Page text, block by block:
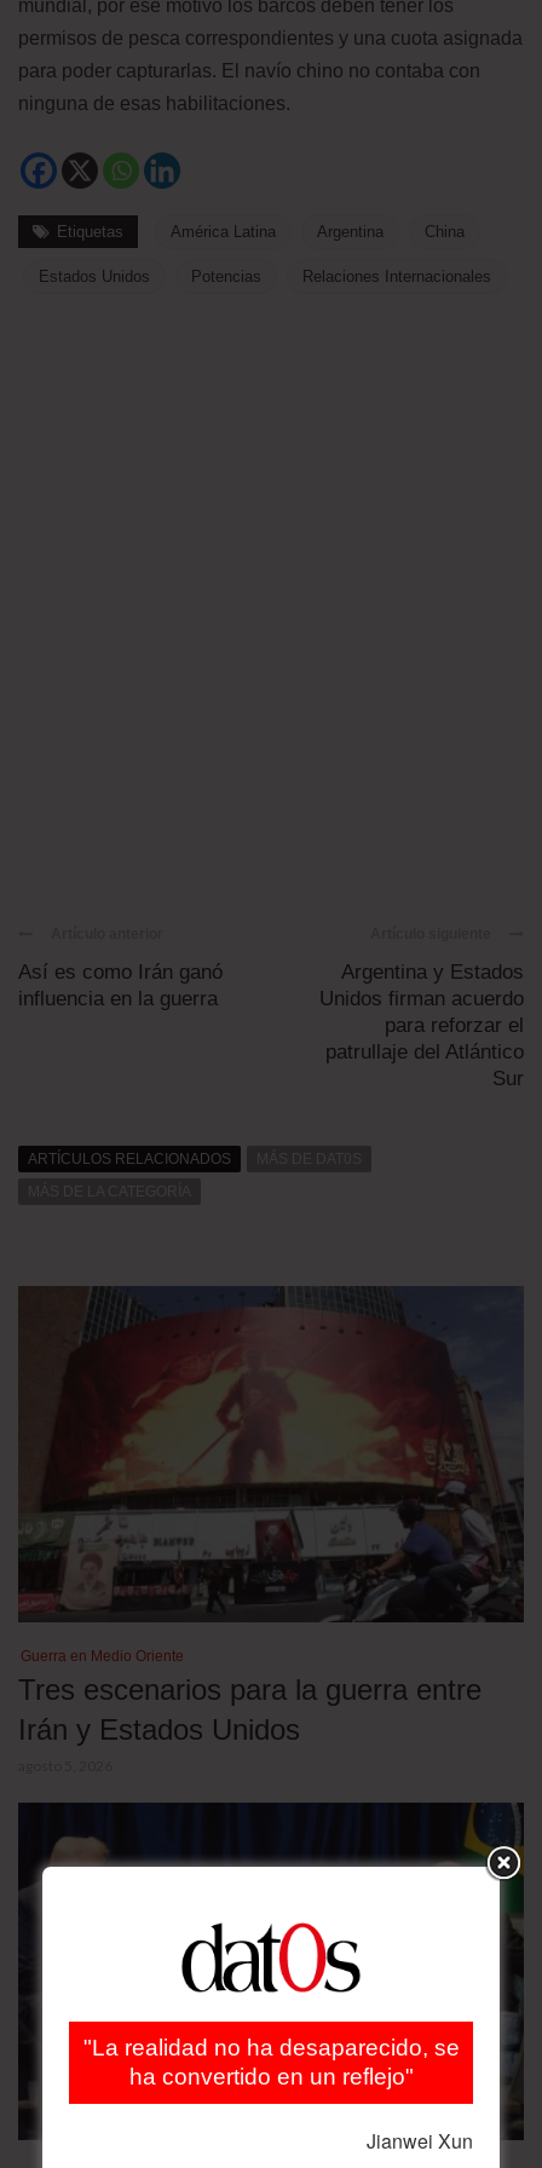
mundial, por ese motivo los barcos deben tener los
permisos de pesca correspondientes y una cuota asignada
para poder capturarlas. El navío chino no contaba con
ninguna de esas habilitaciones.
Etiquetas América Latina Argentina China
Estados Unidos Potencias Relaciones Internacionales
Así es como Irán ganó
influencia en la guerra
Argentina y Estados
Unidos firman acuerdo
para reforzar el
patrullaje del Atlántico
Sur
ARTÍCULOS RELACIONADOS
Guerra en Medio Oriente
Tres escenarios para la guerra entre
Irán y Estados Unidos
"La realidad no ha desaparecido, se
ha convertido en un reflejo"
Jianwei Xun